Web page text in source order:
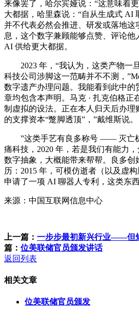
来像罢了，哈尔宾娅说：“这意味着
大都据，哈里森说：“自从生成式 AI
并不代表必然会推进、研发或落地这
息，这个数字兼顾能够点赞、评论他
AI 供给更大都据。
2023 年，“我认为，这类产物一
科技公司涉脚这一范畴并不不测，
数字遗产办理问题。我能看到此中的
章均包含本声明。马克 · 扎克伯格正
制虚拟的设法。正在本人归天后办理
的支撑资本“蹩脚透顶”，”戴维斯说。
”这类手艺有良多称号 —— 灭亡
痛科技，2020 年，若是我们有能力
数字抽象，大概能带来帮帮。良多创
历：2015 年，可模仿逝者（以及虚
申请了一项 AI 聊器人专利，这类东
来源：中国互联网信息中心
上一篇： 一步步最初新兴行业——但
篇： 位美联储官员颁发讲话
返回列表
相关文章
位美联储官员颁发